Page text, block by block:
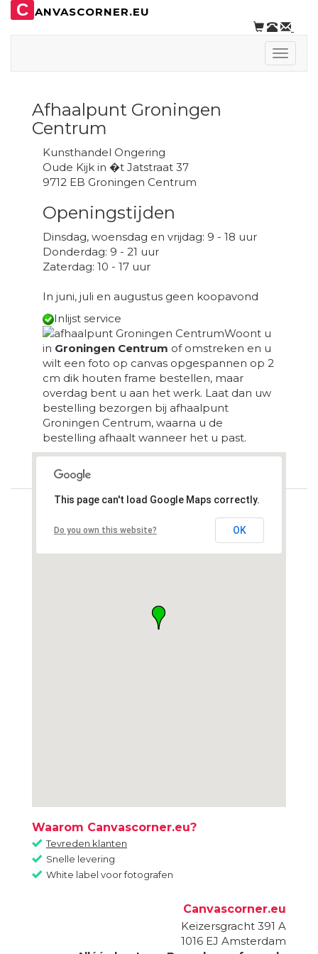
C ANVASCORNER.EU
Toggle
Afhaalpunt Groningen
Centrum
Kunsthandel Ongering
Oude Kijk in �t Jatstraat 37
9712 EB Groningen Centrum
Openingstijden
Dinsdag, woensdag en vrijdag: 9 - 18 uur
Donderdag: 9 - 21 uur
Zaterdag: 10 - 17 uur
In juni, juli en augustus geen koopavond
Inlijst service
Woont u
in Groningen Centrum of omstreken en u
wilt een foto op canvas opgespannen op 2
cm dik houten frame bestellen, maar
overdag bent u aan het werk. Laat dan uw
bestelling bezorgen bij afhaalpunt
Groningen Centrum, waarna u de
bestelling afhaalt wanneer het u past.
Loading...
This page can't load Google Maps correctly.
Do you own this website? OK
Waarom Canvascorner.eu?
Tevreden klanten
Snelle levering
White label voor fotografen
Canvascorner.eu
Keizersgracht 391 A
1016 EJ Amsterdam